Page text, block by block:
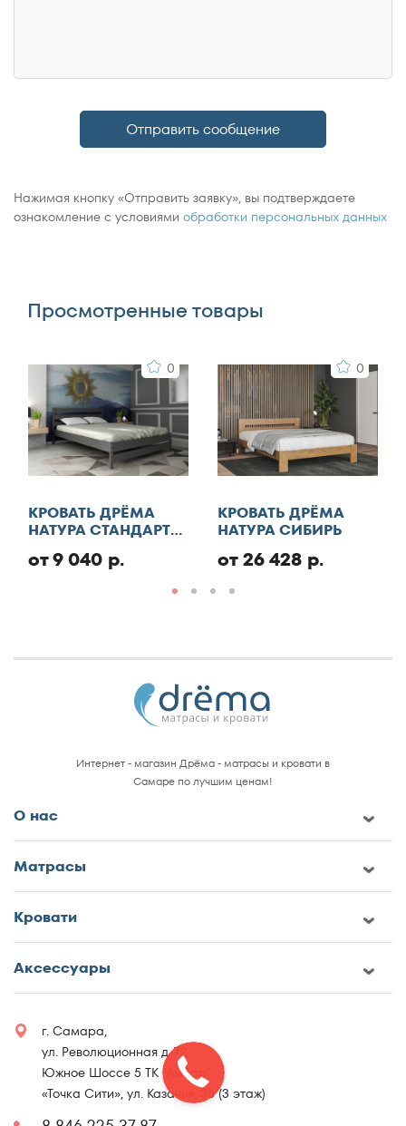
Отправить сообщение
Нажимая кнопку «Отправить заявку», вы подтверждаете
ознакомление с условиями обработки персональных данных
Просмотренные товары
0
КРОВАТЬ ДРЁМА
НАТУРА СТАНДАРТ
от 9 040 р.
0
КРОВАТЬ ДРЁМА
НАТУРА СИБИРЬ
от 26 428 р.
Интернет - магазин Дрёма - матрасы и кровати в
Самаре по лучшим ценам!
О нас
Матрасы
Кровати
Аксессуары
г. Самара,
ул. Революционная д. 72
Южное Шоссе 5 ТК "Амбар"
«Точка Сити», ул. Казачья, 36 (3 этаж)